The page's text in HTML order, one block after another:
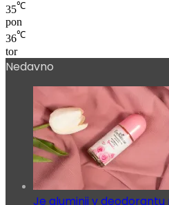
35℃
pon
36℃
tor
Nedavno
Je aluminij v deodorantu